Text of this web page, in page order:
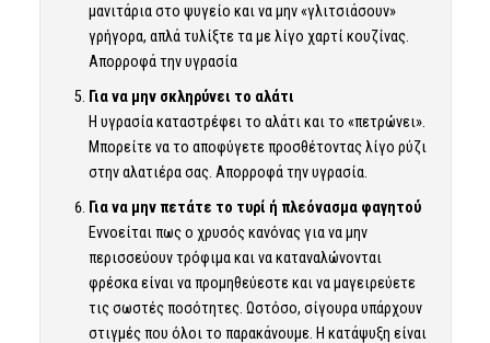
μανιτάρια στο ψυγείο και να μην «γλιτσιάσουν»
γρήγορα, απλά τυλίξτε τα με λίγο χαρτί κουζίνας.
Απορροφά την υγρασία
Για να μην σκληρύνει το αλάτι
Η υγρασία καταστρέφει το αλάτι και το «πετρώνει».
Μπορείτε να το αποφύγετε προσθέτοντας λίγο ρύζι
στην αλατιέρα σας. Απορροφά την υγρασία.
Για να μην πετάτε το τυρί ή πλεόνασμα φαγητού
Εννοείται πως ο χρυσός κανόνας για να μην
περισσεύουν τρόφιμα και να καταναλώνονται
φρέσκα είναι να προμηθεύεστε και να μαγειρεύετε
τις σωστές ποσότητες. Ωστόσο, σίγουρα υπάρχουν
στιγμές που όλοι το παρακάνουμε. Η κατάψυξη είναι